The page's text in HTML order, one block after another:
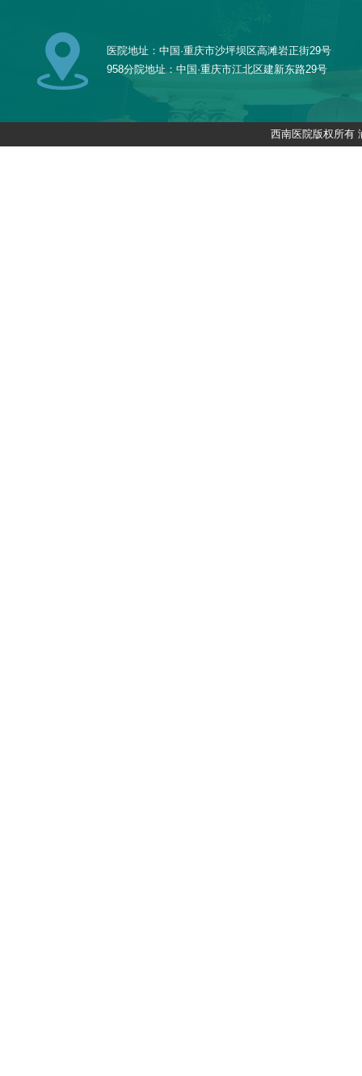
医院地址：中国·重庆市沙坪坝区高滩岩正街29号
958分院地址：中国·重庆市江北区建新东路29号
西南医院版权所有